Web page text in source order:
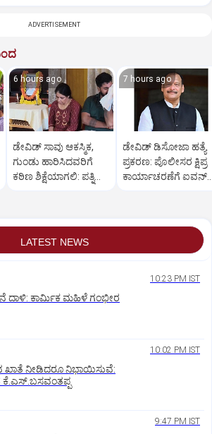
ADVERTISEMENT
6 hours ago
ಡೇವಿಡ್ ಸಾವು ಆಕಸ್ಮಿಕ,
ಗುಂಡು ಹಾರಿಸಿದವರಿಗೆ
ಕಠಿಣ ಶಿಕ್ಷೆಯಾಗಲಿ: ಪತ್ನಿ
7 hours ago
ಡೇವಿಡ್ ಡಿಸೋಜಾ ಹತ್ಯೆ
ಪ್ರಕರಣ: ಪೊಲೀಸರ ಕ್ಷಿಪ್ರ
ಕಾರ್ಯಾಚರಣೆಗೆ ಐವನ್
LATEST NEWS
10:23 PM IST
ದಾಳಿ: ಕಾರ್ಮಿಕ ಮಹಿಳೆ ಗಂಭೀರ
10:02 PM IST
ನೀಡಿದರೂ ನಿಭಾಯಿಸುವೆ:
9:47 PM IST